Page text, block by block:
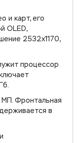
и карт, его
OLED,
2532x1170,
процессор
МП. Фронтальная
в